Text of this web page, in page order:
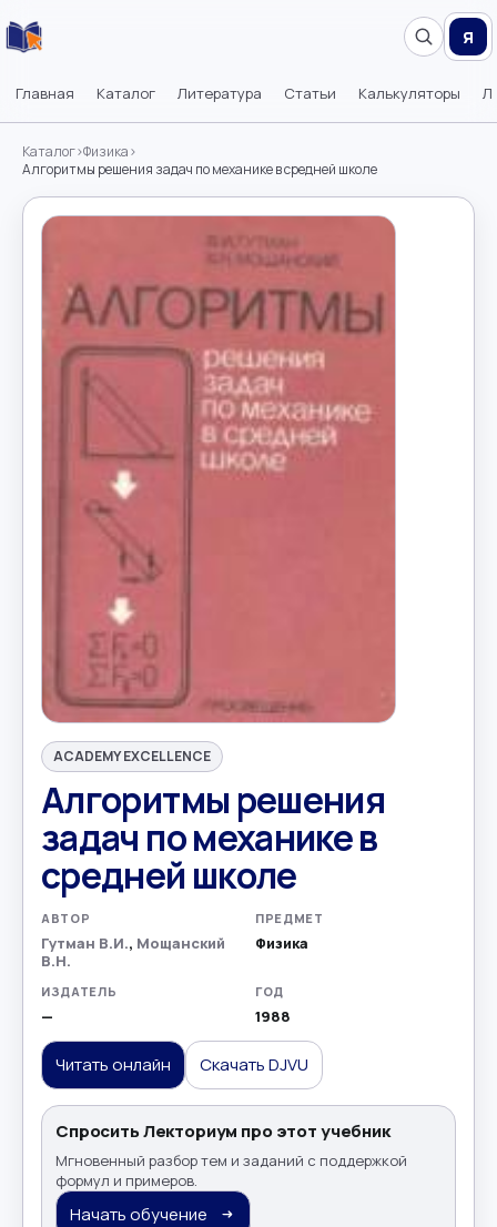
Главная Каталог Литература Статьи Калькуляторы
Я
Каталог›Физика›
Алгоритмы решения задач по механике в средней школе
ACADEMY EXCELLENCE
Алгоритмы решения
задач по механике в
средней школе
АВТОР
Гутман В.И., Мощанский
В.Н.
ПРЕДМЕТ
Физика
ИЗДАТЕЛЬ
—
ГОД
1988
Читать онлайн Скачать DJVU
Спросить Лекториум про этот учебник
Мгновенный разбор тем и заданий с поддержкой
формул и примеров.
Начать обучение